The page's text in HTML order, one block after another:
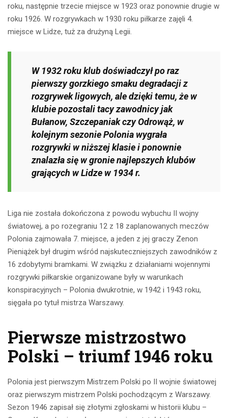
roku, następnie trzecie miejsce w 1923 oraz ponownie drugie w
roku 1926. W rozgrywkach w 1930 roku piłkarze zajęli 4.
miejsce w Lidze, tuż za drużyną Legii.
W 1932 roku klub doświadczył po raz
pierwszy gorzkiego smaku degradacji z
rozgrywek ligowych, ale dzięki temu, że w
klubie pozostali tacy zawodnicy jak
Bułanow, Szczepaniak czy Odrowąż, w
kolejnym sezonie Polonia wygrała
rozgrywki w niższej klasie i ponownie
znalazła się w gronie najlepszych klubów
grających w Lidze w 1934 r.
Liga nie została dokończona z powodu wybuchu II wojny
światowej, a po rozegraniu 12 z 18 zaplanowanych meczów
Polonia zajmowała 7. miejsce, a jeden z jej graczy Zenon
Pieniążek był drugim wśród najskuteczniejszych zawodników z
16 zdobytymi bramkami. W związku z działaniami wojennymi
rozgrywki piłkarskie organizowane były w warunkach
konspiracyjnych – Polonia dwukrotnie, w 1942 i 1943 roku,
sięgała po tytuł mistrza Warszawy.
Pierwsze mistrzostwo
Polski – triumf 1946 roku
Polonia jest pierwszym Mistrzem Polski po II wojnie światowej
oraz pierwszym mistrzem Polski pochodzącym z Warszawy.
Sezon 1946 zapisał się złotymi zgłoskami w historii klubu –